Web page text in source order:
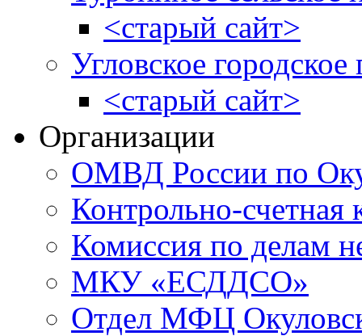
<старый сайт>
Угловское городское
<старый сайт>
Организации
ОМВД России по
Контрольно-счетная
Комиссия по делам
МКУ «ЕСДДСО»
Отдел МФЦ